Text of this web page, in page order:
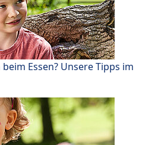
Essen? Unsere Tipps im